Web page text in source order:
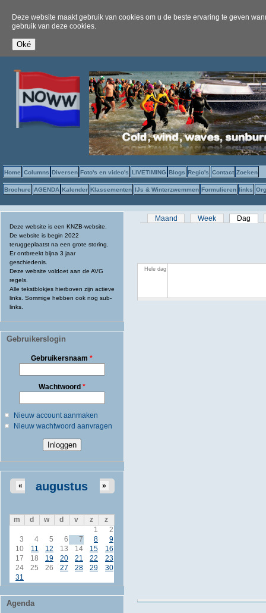
Deze website maakt gebruik van cookies om u de beste ervaring te geven
gebruik van deze cookies.
Home Columns Diversen Foto's en video's LIVETIMING Blogs Regio's Contact Zoeken
Brochure AGENDA Kalender Klassementen IJs & Winterzwemmen Formulieren links
Deze website is een KNZB-website.
De website is begin 2022
teruggeplaatst na een grote storing.
Er ontbreekt bijna 3 jaar
geschiedenis.
Deze website voldoet aan de AVG
regels.
Alle tekstblokjes hierboven zijn actieve
links. Sommige hebben ook nog sub-
links.
Gebruikerslogin
Gebruikersnaam*
Wachtwoord *
Nieuw account aanmaken
Nieuw wachtwoord aanvragen
augustus
« »
m d w d v z
z
1
2
3
4 5 6 7 8
9
10
11 12 13 14 15
16
17
18 19 20 21 22
23
24
25 26 27 28 29
30
31
Agenda
Primaire tabs
Maand Week Dag
Hele dag